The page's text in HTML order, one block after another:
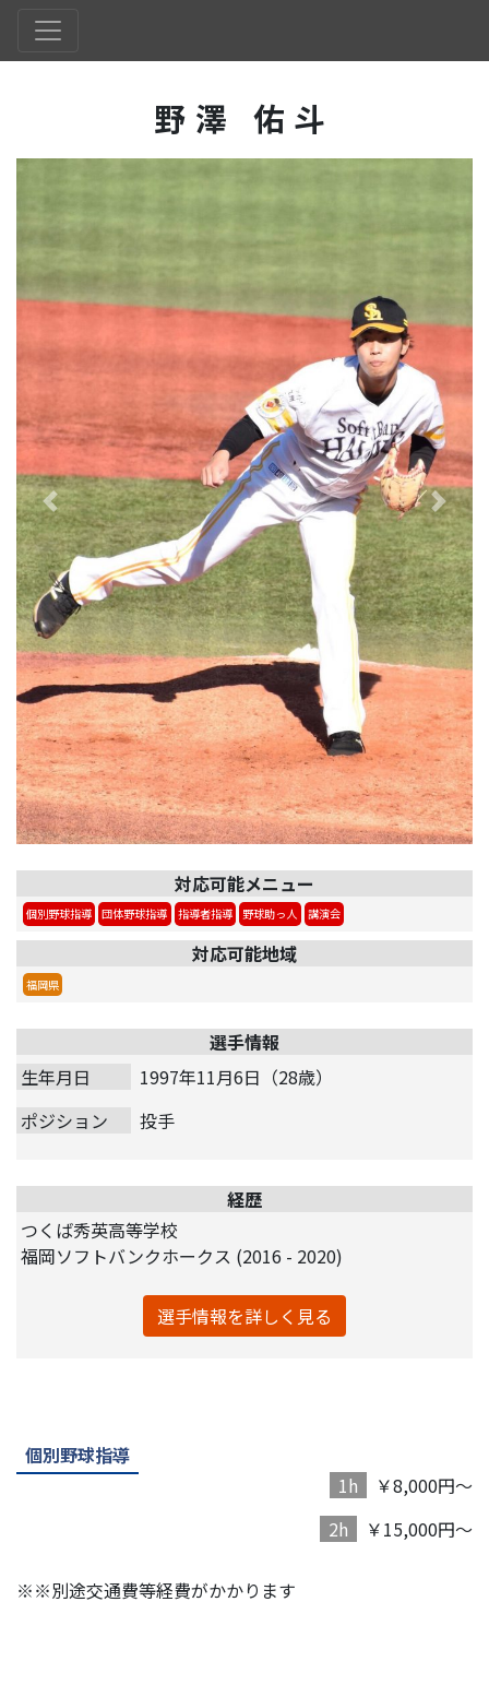
野澤 佑斗
Previous Next
対応可能メニュー
個別野球指導 団体野球指導 指導者指導 野球助っ人 講演会
対応可能地域
福岡県
選手情報
生年月日
1997年11月6日（28歳）
ポジション
投手
経歴
つくば秀英高等学校
福岡ソフトバンクホークス (2016 - 2020)
選手情報を詳しく見る
個別野球指導
1h
￥8,000円～
2h
￥15,000円～
※※別途交通費等経費がかかります